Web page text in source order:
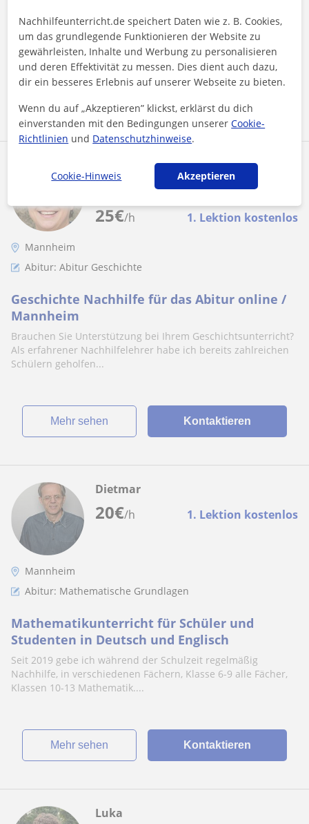
das Abitur in Mannheim? Dann sind Sie bei mir genau richtig!
Mein Name ist La...
25€/h 1. Lektion kostenlos
★ 5,0 (1 Bewertungen)
Mannheim
Abitur: Abitur Geschichte
Geschichte Nachhilfe für das Abitur online /
Mannheim
Brauchen Sie Unterstützung bei Ihrem Geschichtsunterricht?
Als erfahrener Nachhilfelehrer habe ich bereits zahlreichen
Schülern geholfen...
Mehr sehen Kontaktieren
20€/h 1. Lektion kostenlos
Dietmar
Mannheim
Abitur: Mathematische Grundlagen
Mathematikunterricht für Schüler und
Studenten in Deutsch und Englisch
Seit 2019 gebe ich während der Schulzeit regelmäßig
Nachhilfe, in verschiedenen Fächern, Klasse 6-9 alle Fächer,
Klassen 10-13 Mathematik....
Mehr sehen Kontaktieren
Luka
Nachhilfeunterricht.de speichert Daten wie z. B. Cookies,
um das grundlegende Funktionieren der Website zu
gewährleisten, Inhalte und Werbung zu personalisieren
und deren Effektivität zu messen. Dies dient auch dazu,
dir ein besseres Erlebnis auf unserer Webseite zu bieten.
Wenn du auf „Akzeptieren” klickst, erklärst du dich
einverstanden mit den Bedingungen unsererCookie-
Richtlinien und Datenschutzhinweise.
Cookie-Hinweis Akzeptieren